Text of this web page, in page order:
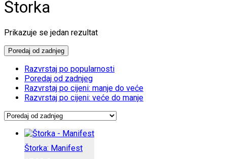
Štorka
Prikazuje se jedan rezultat
Poredaj od zadnjeg
Razvrstaj po popularnosti
Poredaj od zadnjeg
Razvrstaj po cijeni: manje do veće
Razvrstaj po cijeni: veće do manje
Štorka: Manifest